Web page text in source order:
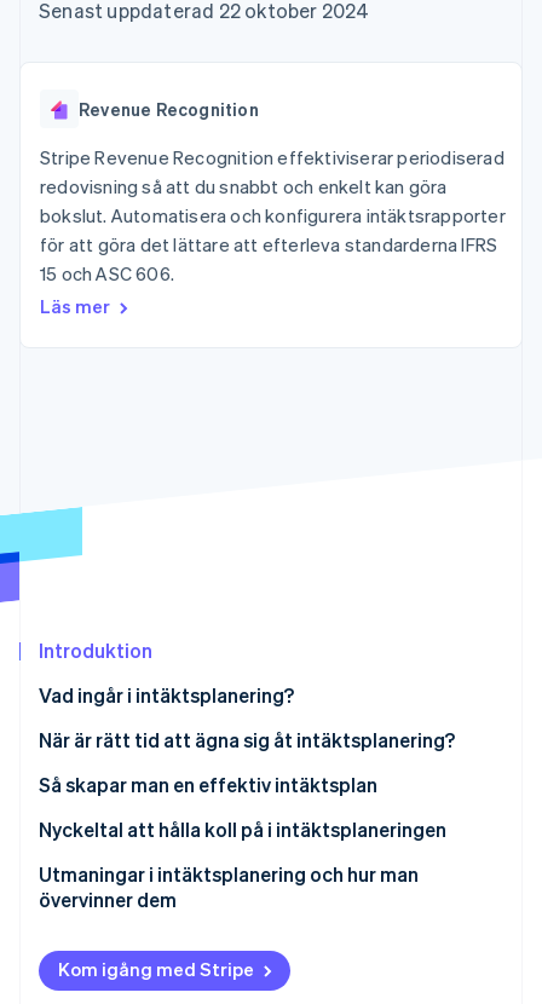
Recognition
Datasynkronisering
Mer
Se vad som kommer härnäst
Radar
Stripe Sessions 2026
Se hur Stripe bygger den ekonomiska
Titta nu
Plattformar
AI-företag
Kreatörsekonomi
Besöksnäring, resor
Erbjud
fakturering
stödda kort
Tillhandahåll och
hantera tjänster med
agenter
Företag
konferens
Karriärer
Stripe Press
Kontakt
Senast uppdaterad 22 oktober 2024
Revenue Recognition
Stripe Revenue Recognition effektiviserar periodiserad
redovisning så att du snabbt och enkelt kan göra
bokslut. Automatisera och konfigurera intäktsrapporter
för att göra det lättare att efterleva standarderna IFRS
15 och ASC 606.
Läs mer
Introduktion
Vad ingår i intäktsplanering?
När är rätt tid att ägna sig åt intäktsplanering?
Så skapar man en effektiv intäktsplan
Sätt upp realistiska mål
Analysera historiska data
Ta fram en intäktsprognos
Nyckeltal att hålla koll på i intäktsplaneringen
Månatliga återkommande intäkter (MRR)
CAC
Utmaningar i intäktsplanering och hur man
övervinner dem
Oförutsägbara marknadsförhållanden
Felaktiga data
Kom igång med Stripe